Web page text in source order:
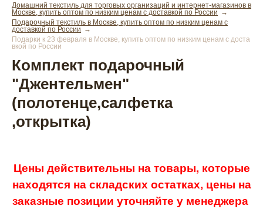
Домашний текстиль для торговых организаций и интернет-магазинов в
Москве, купить оптом по низким ценам с доставкой по России
Подарочный текстиль в Москве, купить оптом по низким ценам с
доставкой по России
Подарки к 23 февраля в Москве, купить оптом по низким ценам с доста
вкой по России
Комплект подарочный
"Джентельмен"
(полотенце,салфетка
,открытка)
Цены действительны на товары, которые
находятся на складских остатках, цены на
заказные позиции уточняйте у менеджера